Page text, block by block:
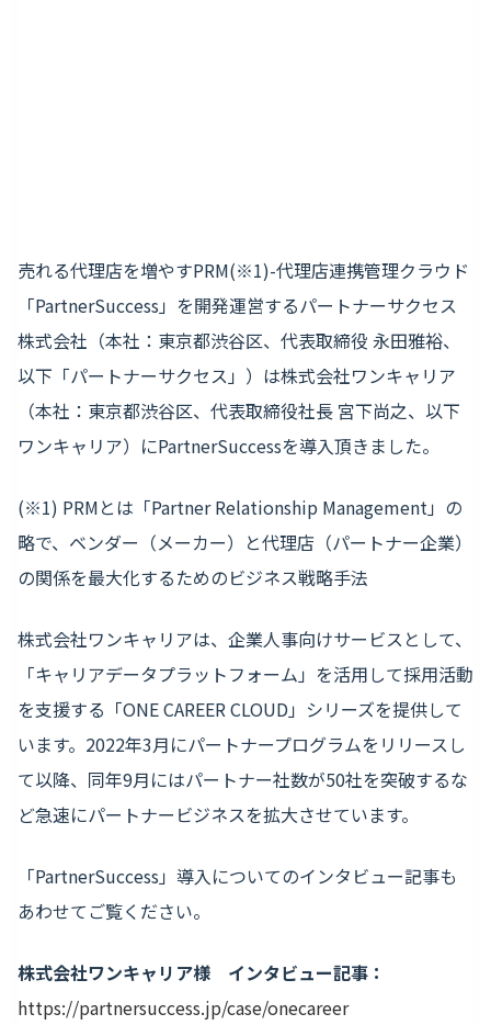
売れる代理店を増やすPRM(※1)-代理店連携管理クラウド
「PartnerSuccess」を開発運営するパートナーサクセス
株式会社（本社：東京都渋谷区、代表取締役 永田雅裕、
以下「パートナーサクセス」）は株式会社ワンキャリア
（本社：東京都渋谷区、代表取締役社長 宮下尚之、以下
ワンキャリア）にPartnerSuccessを導入頂きました。
(※1) PRMとは「Partner Relationship Management」の
略で、ベンダー（メーカー）と代理店（パートナー企業）
の関係を最大化するためのビジネス戦略手法
株式会社ワンキャリアは、企業人事向けサービスとして、
「キャリアデータプラットフォーム」を活用して採用活動
を支援する「ONE CAREER CLOUD」シリーズを提供して
います。2022年3月にパートナープログラムをリリースし
て以降、同年9月にはパートナー社数が50社を突破するな
ど急速にパートナービジネスを拡大させています。
「PartnerSuccess」導入についてのインタビュー記事も
あわせてご覧ください。
株式会社ワンキャリア様 インタビュー記事：
https://partnersuccess.jp/case/onecareer